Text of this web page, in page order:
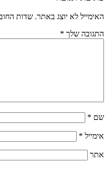
האימייל לא יוצג באתר. שדות
התגובה שלך *
שם *
אימייל *
אתר